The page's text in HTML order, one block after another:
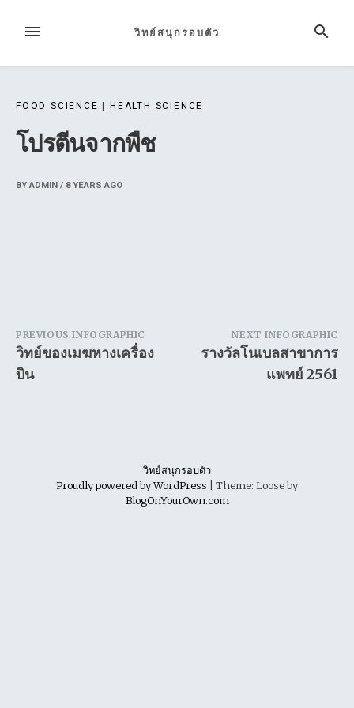
MENU SEARCH
วิทย์สนุกรอบตัว
FOOD SCIENCE HEALTH SCIENCE
โปรตีนจากพืช
BYADMIN / 8 YEARS AGO
Post
navigation
PREVIOUS INFOGRAPHIC
วิทย์ของเมฆหางเครื่อง
บิน
NEXT INFOGRAPHIC
รางวัลโนเบลสาขาการ
แพทย์ 2561
วิทย์สนุกรอบตัว
Proudly powered by WordPress
Theme: Loose by
BlogOnYourOwn.com